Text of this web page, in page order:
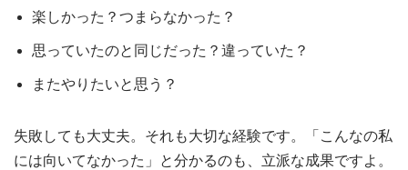
楽しかった？つまらなかった？
思っていたのと同じだった？違っていた？
またやりたいと思う？
失敗しても大丈夫。それも大切な経験です。「こんなの私
には向いてなかった」と分かるのも、立派な成果ですよ。